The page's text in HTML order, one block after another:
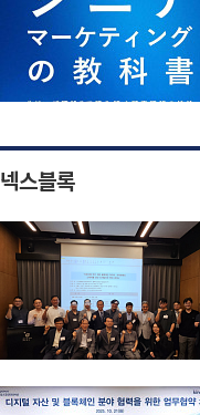
넥스블록